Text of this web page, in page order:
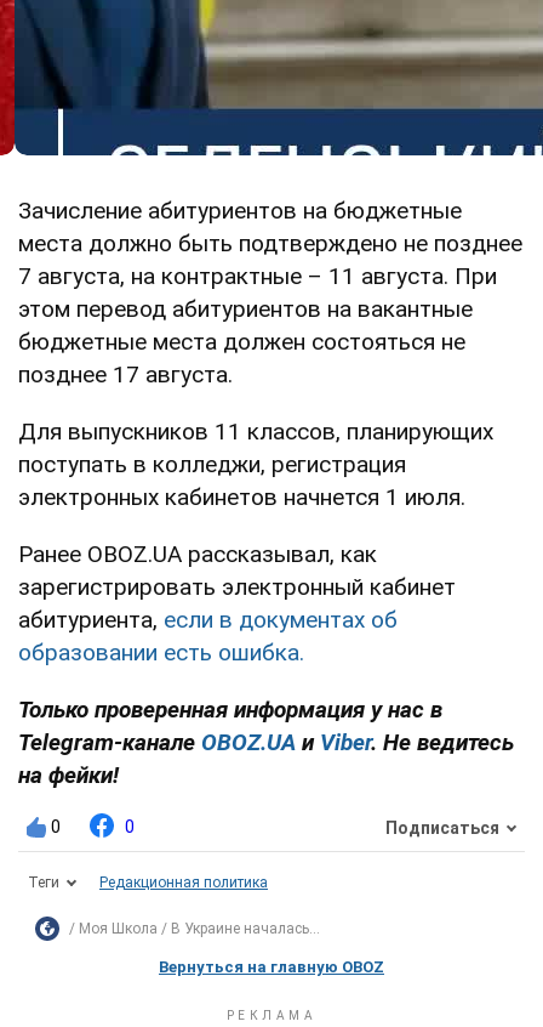
Зачисление абитуриентов на бюджетные
места должно быть подтверждено не позднее
7 августа, на контрактные – 11 августа. При
этом перевод абитуриентов на вакантные
бюджетные места должен состояться не
позднее 17 августа.
Для выпускников 11 классов, планирующих
поступать в колледжи, регистрация
электронных кабинетов начнется 1 июля.
Ранее OBOZ.UA рассказывал, как
зарегистрировать электронный кабинет
абитуриента, если в документах об
образовании есть ошибка.
Только проверенная информация у нас в
Telegram-канале OBOZ.UA и Viber. Не ведитесь
на фейки!
0 0 Подписаться
Теги Редакционная политика
Моя Школа В Украине началась...
Вернуться на главную OBOZ